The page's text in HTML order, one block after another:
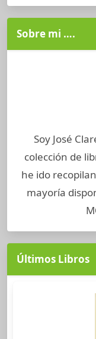
Sobre mi ….
Soy José
colección de
he ido
mayoría
Últimos Libros